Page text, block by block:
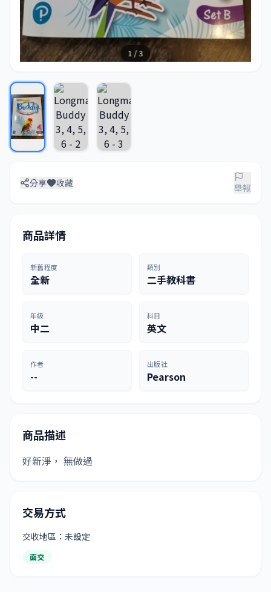
1 / 3
分享 收藏 舉報
商品詳情
新舊程度
全新
類別
二手教科書
年級
中二
科目
英文
作者
--
出版社
Pearson
商品描述
好新淨， 無做過
交易方式
交收地區：未設定
面交